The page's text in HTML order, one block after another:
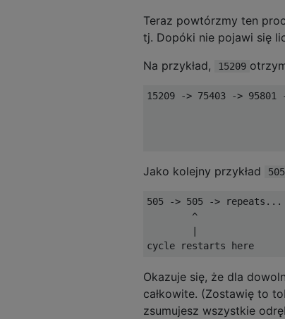
Teraz powtórzmy ten
tj. Dopóki nie pojawi się
Na przykład,
15209
15209 -> 75403 ->
Jako kolejny przykład 505
505 -> 505 -> repeats...
        ^
        |
Okazuje się, że dla
całkowite. (Zostawię to
zsumujesz wszystkie